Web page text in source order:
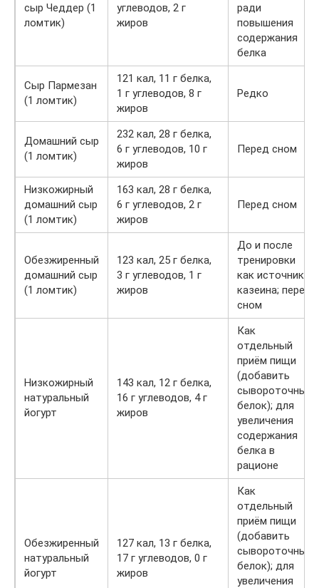
сыр Чеддер (1
ломтик)
углеводов, 2 г
жиров
ради
повышения
содержания
белка
Сыр Пармезан
(1 ломтик)
121 кал, 11 г белка,
1 г углеводов, 8 г
жиров
Редко
Домашний сыр
(1 ломтик)
232 кал, 28 г белка,
6 г углеводов, 10 г
жиров
Перед сном
Низкожирный
домашний сыр
(1 ломтик)
163 кал, 28 г белка,
6 г углеводов, 2 г
жиров
Перед сном
Обезжиренный
домашний сыр
(1 ломтик)
123 кал, 25 г белка,
3 г углеводов, 1 г
жиров
До и после
тренировки
как источник
казеина; перед
сном
Низкожирный
натуральный
йогурт
143 кал, 12 г белка,
16 г углеводов, 4 г
жиров
Как
отдельный
приём пищи
(добавить
сывороточный
белок); для
увеличения
содержания
белка в
рационе
Обезжиренный
натуральный
йогурт
127 кал, 13 г белка,
17 г углеводов, 0 г
жиров
Как
отдельный
приём пищи
(добавить
сывороточный
белок); для
увеличения